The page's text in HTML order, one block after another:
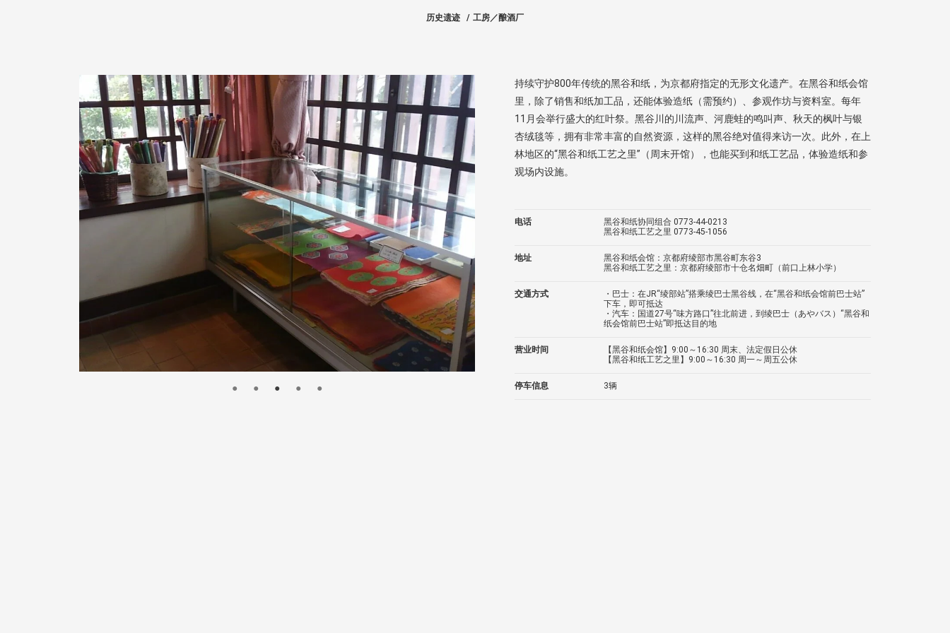
历史遗迹 工房／酿酒厂
持续守护800年传统的黑谷和纸，为京都府指定的无形文化遗产。在黑谷和纸会馆
里，除了销售和纸加工品，还能体验造纸（需预约）、参观作坊与资料室。每年
11月会举行盛大的红叶祭。黑谷川的川流声、河鹿蛙的鸣叫声、秋天的枫叶与银
杏绒毯等，拥有非常丰富的自然资源，这样的黑谷绝对值得来访一次。此外，在上
林地区的“黑谷和纸工艺之里”（周末开馆），也能买到和纸工艺品，体验造纸和参
观场内设施。
电话
黑谷和纸协同组合 0773-44-0213
黑谷和纸工艺之里 0773-45-1056
地址
黑谷和纸会馆：京都府绫部市黑谷町东谷3
黑谷和纸工艺之里：京都府绫部市十仓名畑町（前口上林小学）
交通方式
・巴士：在JR“绫部站”搭乘绫巴士黑谷线，在“黑谷和纸会馆前巴士站”
下车，即可抵达
・汽车：国道27号“味方路口”往北前进，到绫巴士（あやバス）“黑谷和
纸会馆前巴士站”即抵达目的地
营业时间
【黑谷和纸会馆】9:00～16:30 周末、法定假日公休
【黑谷和纸工艺之里】9:00～16:30 周一～周五公休
停车信息 3辆